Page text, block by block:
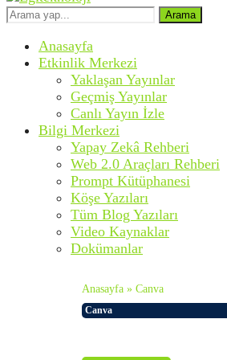
Arama
Anasayfa
Etkinlik Merkezi
Yaklaşan Yayınlar
Geçmiş Yayınlar
Canlı Yayın İzle
Bilgi Merkezi
Yapay Zekâ Rehberi
Web 2.0 Araçları Rehberi
Prompt Kütüphanesi
Köşe Yazıları
Tüm Blog Yazıları
Video Kaynaklar
Dokümanlar
Anasayfa » Canva
Canva